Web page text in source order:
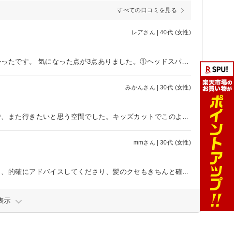
すべての口コミを見る
レアさん | 40代 (女性)
みかんさん | 30代 (女性)
mmさん | 30代 (女性)
示